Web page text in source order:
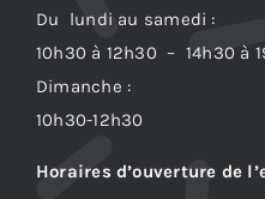
Du lundi au samedi :
10h30 à 12h30 – 14h30 à
Dimanche :
10h30-12h30
Horaires d’ouverture de